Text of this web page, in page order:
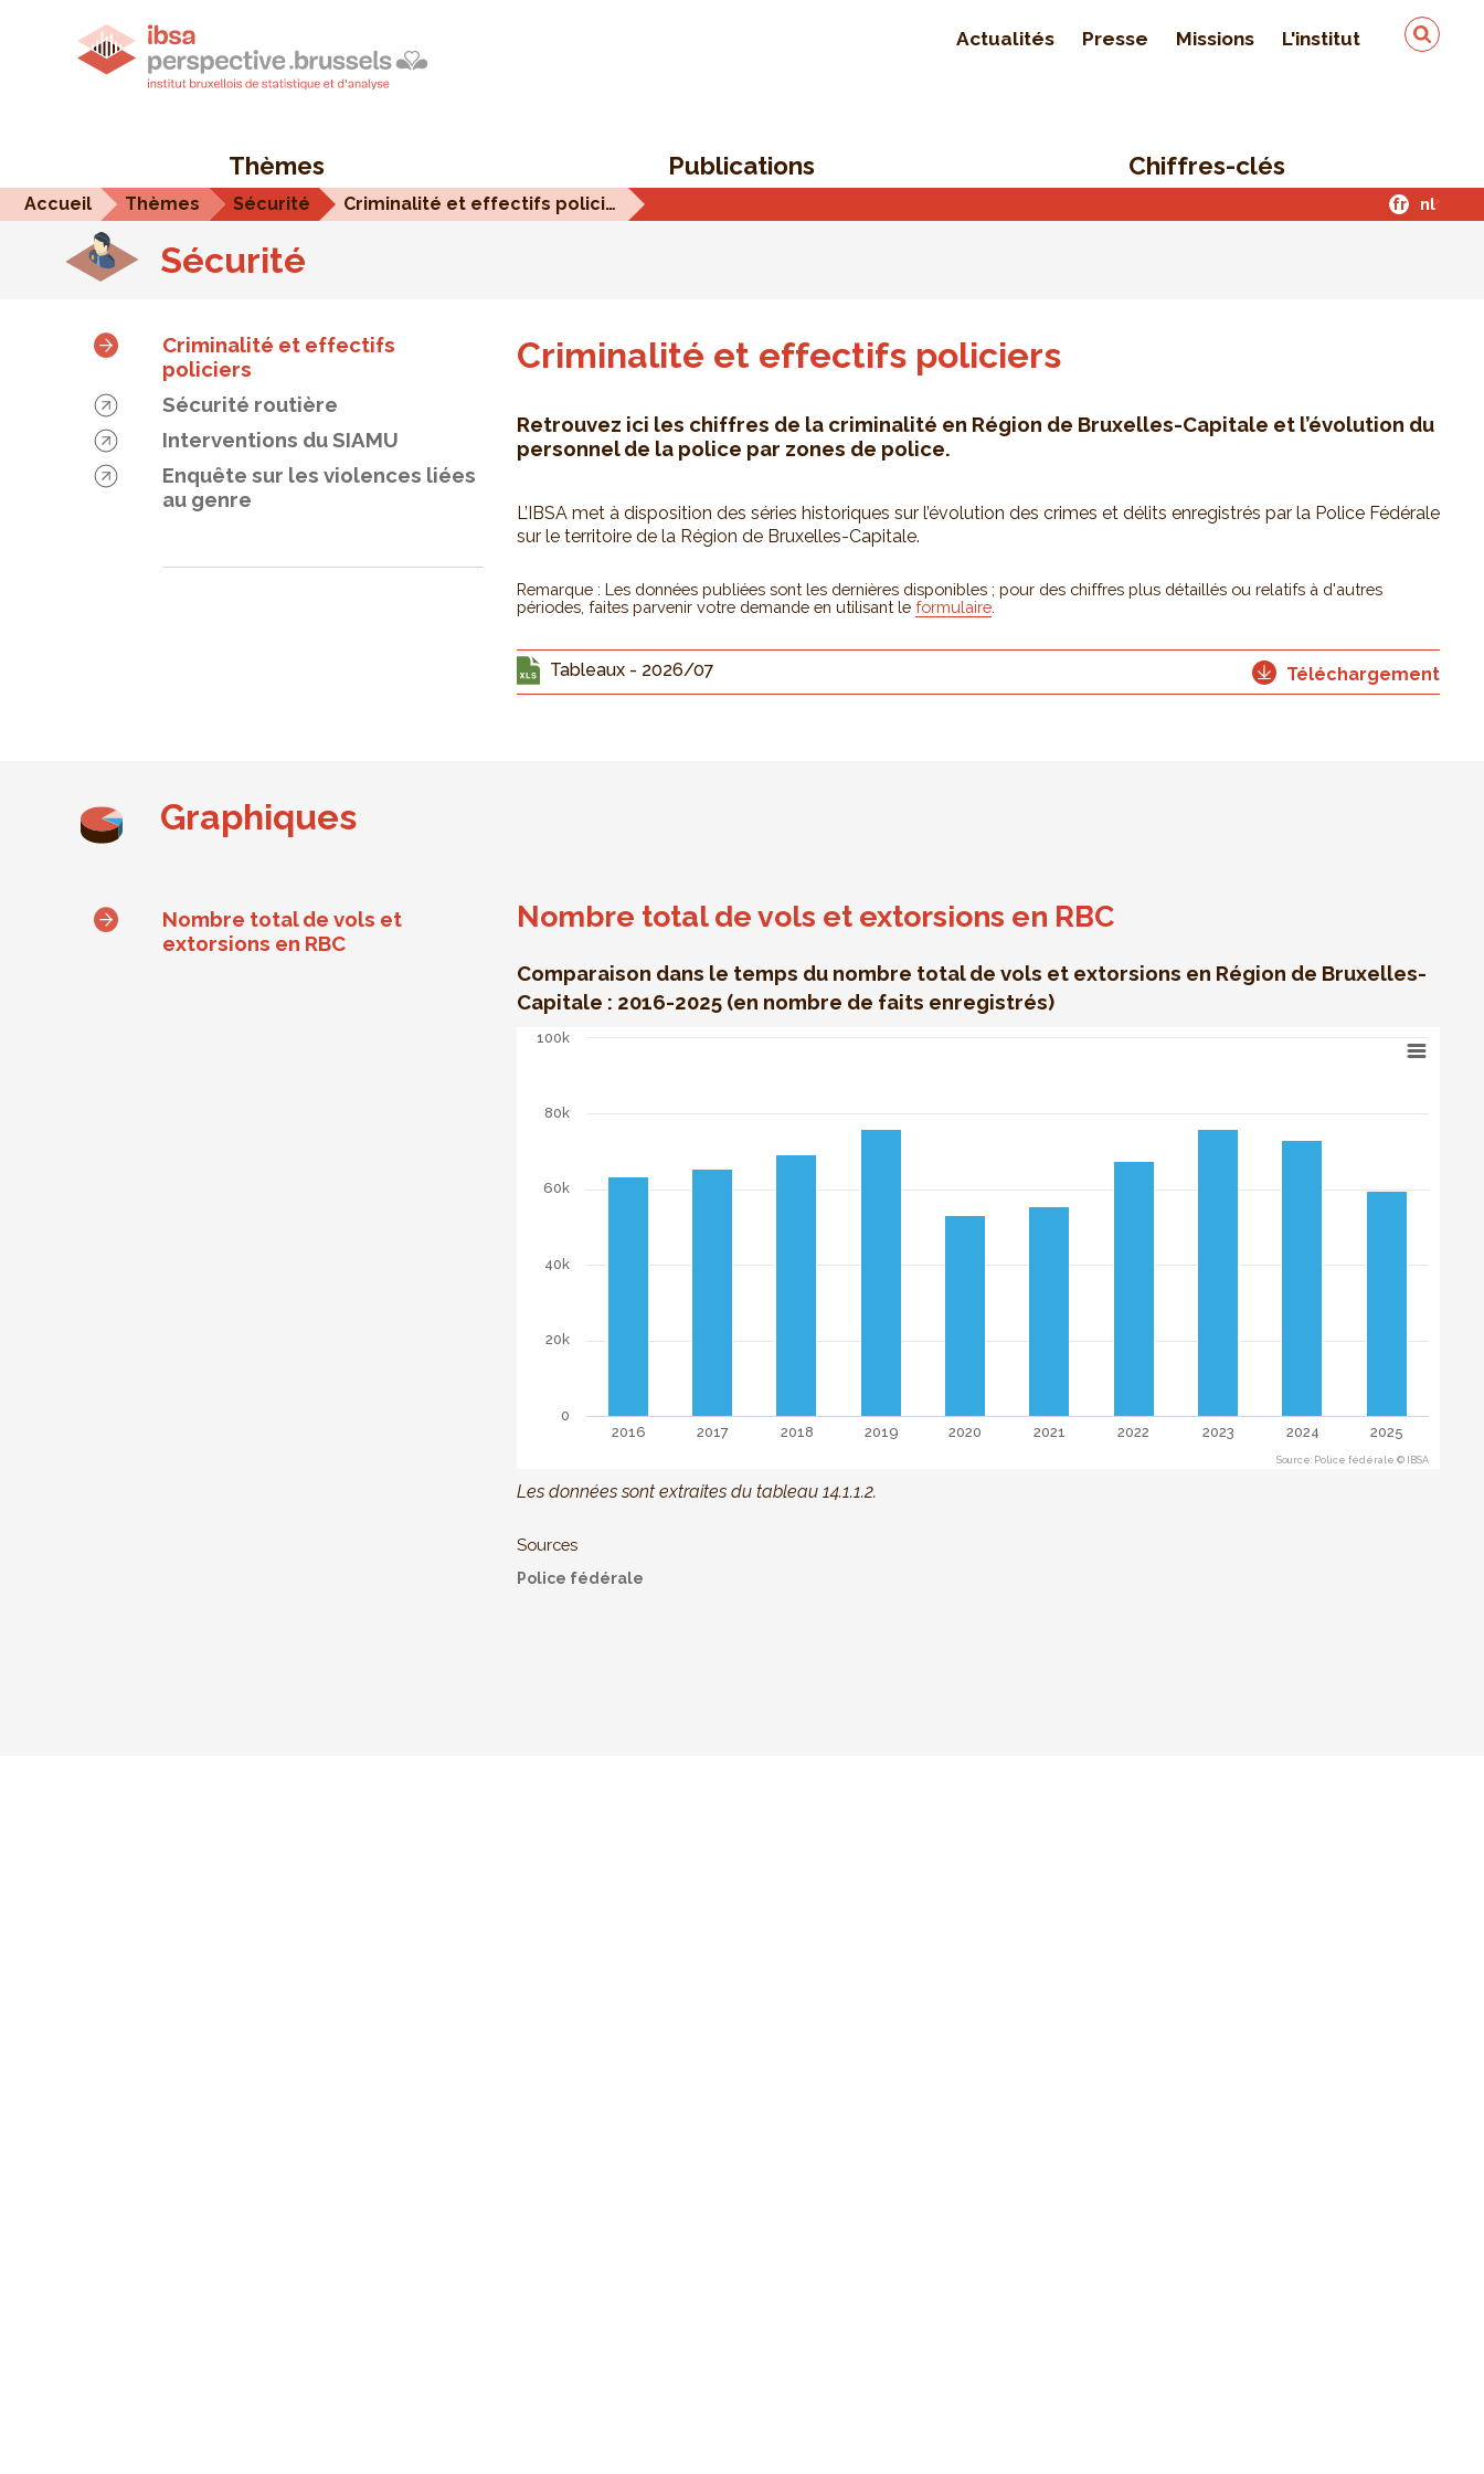
Actualités Presse Missions L'institut
Qualité & sécurité des
Thèmes Publications Chiffres-clés
Accueil Thèmes Sécurité Criminalité et effectifs policiers fr nl
Sécurité
Criminalité et effectifs
policiers
Sécurité routière
Interventions du SIAMU
Enquête sur les violences liées
au genre
Criminalité et effectifs policiers
Retrouvez ici les chiffres de la criminalité en Région de Bruxelles-Capitale et l’évolution du
personnel de la police par zones de police.
L’IBSA met à disposition des séries historiques sur l’évolution des crimes et délits enregistrés par la Police Fédérale
sur le territoire de la Région de Bruxelles-Capitale.
Remarque : Les données publiées sont les dernières disponibles ; pour des chiffres plus détaillés ou relatifs à d'autres
périodes, faites parvenir votre demande en utilisant le formulaire.
Tableaux - 2026/07 Téléchargement
Graphiques
Nombre total de vols et
extorsions en RBC
Nombre total de vols et extorsions en RBC
Comparaison dans le temps du nombre total de vols et extorsions en Région de Bruxelles-
Capitale : 2016-2025 (en nombre de faits enregistrés)
Nombre total de vols et extorsions en RBC
The chart has 1 X axis displaying categories. Data range: 10 categories.
2016 2017 2018 2019 2020 2021 2022 2023 2024 2025
0
20k
40k
60k
80k
100k
Source: Police fédérale © IBSA
Les données sont extraites du tableau 14.1.1.2.
Sources
Police fédérale